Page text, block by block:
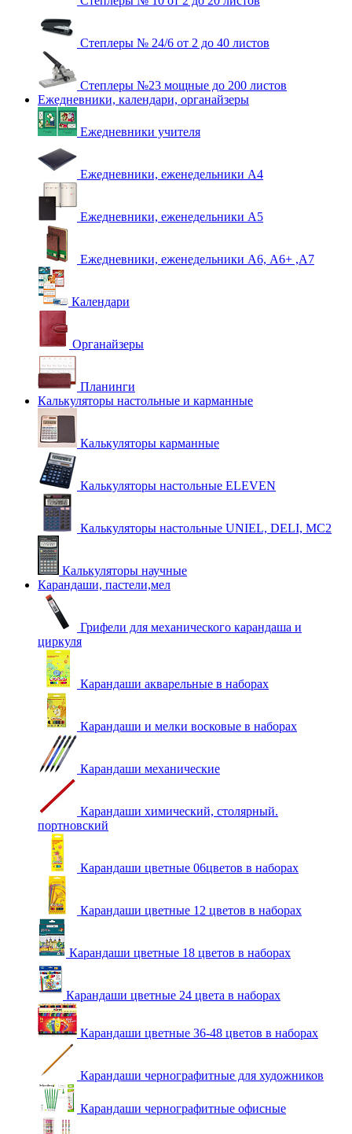
Степлеры № 24/6 от 2 до 40 листов
Степлеры №23 мощные до 200 листов
Ежедневники, календари, органайзеры
Ежедневники учителя
Ежедневники, еженедельники А4
Ежедневники, еженедельники А5
Ежедневники, еженедельники А6, А6+ ,А7
Календари
Органайзеры
Планинги
Калькуляторы настольные и карманные
Калькуляторы карманные
Калькуляторы настольные ELEVEN
Калькуляторы настольные UNIEL, DELI, MC2
Калькуляторы научные
Карандаши, пастели,мел
Грифели для механического карандаша и
циркуля
Карандаши акварельные в наборах
Карандаши и мелки восковые в наборах
Карандаши механические
Карандаши химический, столярный.
портновский
Карандаши цветные 06цветов в наборах
Карандаши цветные 12 цветов в наборах
Карандаши цветные 18 цветов в наборах
Карандаши цветные 24 цвета в наборах
Карандаши цветные 36-48 цветов в наборах
Карандаши чернографитные для художников
Карандаши чернографитные офисные